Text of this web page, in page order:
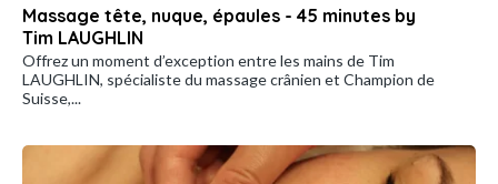
Massage tête, nuque, épaules - 45 minutes by
Tim LAUGHLIN
Offrez un moment d’exception entre les mains de Tim
LAUGHLIN, spécialiste du massage crânien et Champion de
Suisse,...